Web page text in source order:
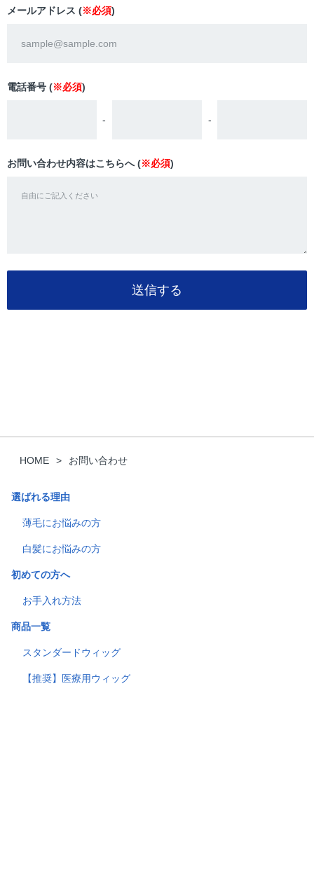
メールアドレス (※必須)
電話番号 (※必須)
- -
お問い合わせ内容はこちらへ (※必須)
送信する
HOME お問い合わせ
選ばれる理由
薄毛にお悩みの方
白髪にお悩みの方
初めての方へ
お手入れ方法
商品一覧
スタンダードウィッグ
【推奨】医療用ウィッグ